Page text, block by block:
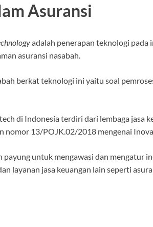
Asuransi
adalah penerapan teknologi pada
asuransi nasabah.
berkat teknologi ini yaitu soal
di Indonesia terdiri dari lembaga jasa
13/POJK.02/2018 mengenai
untuk mengawasi dan mengatur
layanan jasa keuangan lain seperti